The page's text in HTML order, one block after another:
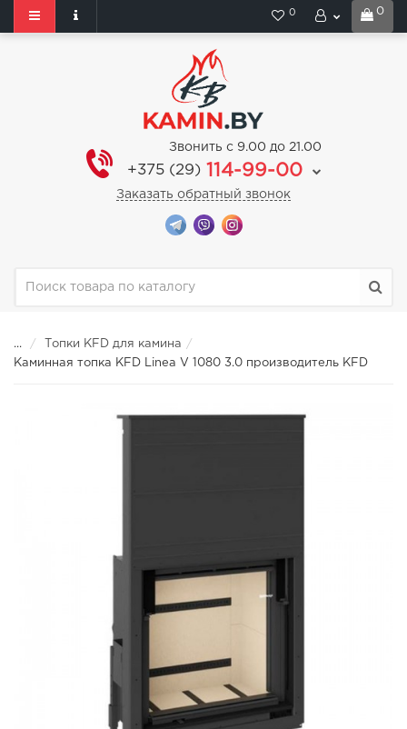
0
0
Звонить с 9.00 до 21.00
+375 (29) 114-99-00
Заказать обратный звонок
...
Топки KFD для камина
Каминная топка KFD Linea V 1080 3.0 производитель KFD